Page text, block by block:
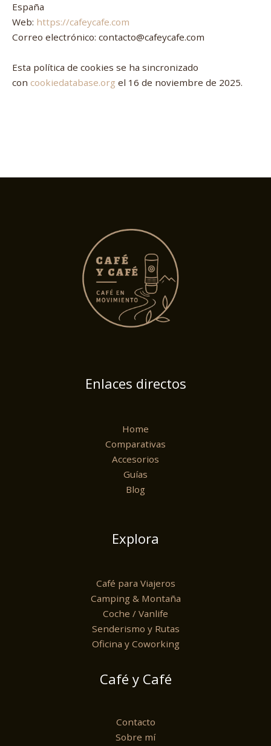
España
Web: https://cafeycafe.com
Correo electrónico: contacto@cafeycafe.com
Esta política de cookies se ha sincronizado
con cookiedatabase.org el 16 de noviembre de 2025.
Enlaces directos
Home
Comparativas
Accesorios
Guías
Blog
Explora
Café para Viajeros
Camping & Montaña
Coche / Vanlife
Senderismo y Rutas
Oficina y Coworking
Café y Café
Contacto
Sobre mí